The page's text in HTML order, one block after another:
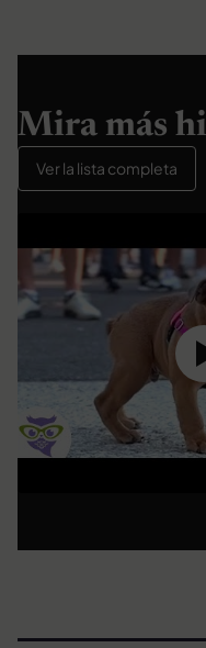
Mira más
Ver la lista completa